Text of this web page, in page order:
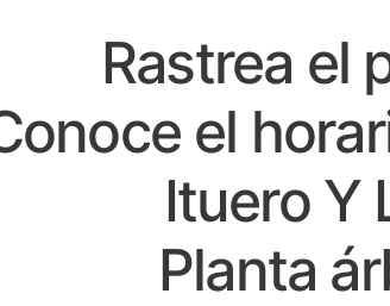
Rastrea el
el
Ituero Y
Planta